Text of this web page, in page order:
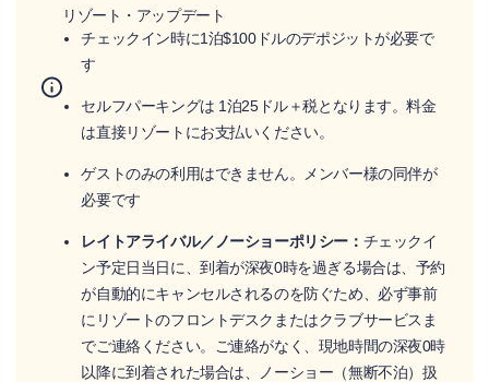
リゾート・アップデート
チェックイン時に1泊$100ドルのデポジットが必要で
す
セルフパーキングは 1泊25ドル＋税となります。料金
は直接リゾートにお支払いください。
ゲストのみの利用はできません。メンバー様の同伴が
必要です
レイトアライバル／ノーショーポリシー： チェックイ
ン予定日当日に、到着が深夜0時を過ぎる場合は、予約
が自動的にキャンセルされるのを防ぐため、必ず事前
にリゾートのフロントデスクまたはクラブサービスま
でご連絡ください。ご連絡がなく、現地時間の深夜0時
以降に到着された場合は、ノーショー（無断不泊）扱